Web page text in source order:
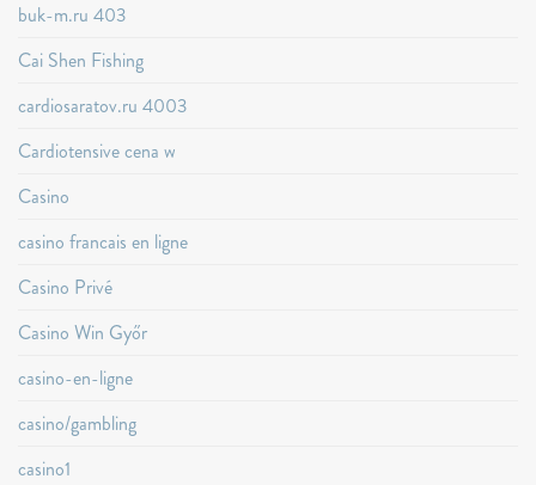
buk-m.ru 403
Cai Shen Fishing
cardiosaratov.ru 4003
Cardiotensive cena w
Casino
casino francais en ligne
Casino Privé
Casino Win Győr
casino-en-ligne
casino/gambling
casino1